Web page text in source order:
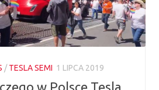
/TESLA SEMI 1 LIPCA 2019
w Polsce Tesla